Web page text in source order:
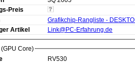
Preis
Grafikchip-Rangliste -
Artikel
Link@PC-Erfahrung.de
Core)
RV530